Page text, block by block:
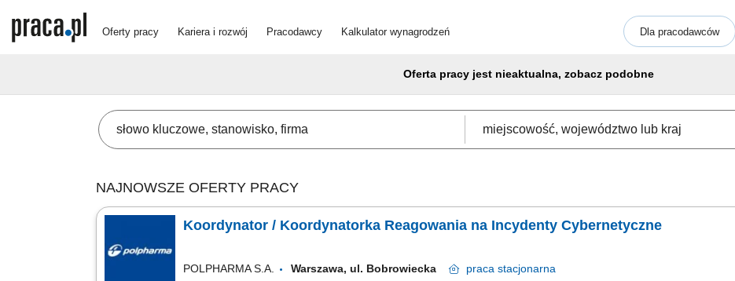
Oferty pracy Kariera i rozwój Pracodawcy Kalkulator wynagrodzeń Dla pracodawców
Oferta pracy jest nieaktualna, zobacz podobne
NAJNOWSZE OFERTY PRACY
Koordynator / Koordynatorka Reagowania na Incydenty Cybernetyczne
POLPHARMA S.A. Warszawa, ul. Bobrowiecka praca stacjonarna